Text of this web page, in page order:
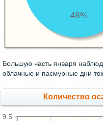
48%
Большую часть января
облачные и пасмурные дни
Количество
9.5